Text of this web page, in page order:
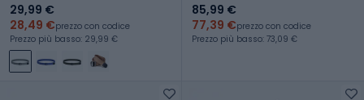
29,99 €
28,49 €prezzo con codice
Prezzo più basso: 29,99 €
85,99 €
77,39 €prezzo con codice
Prezzo più basso: 73,09 €